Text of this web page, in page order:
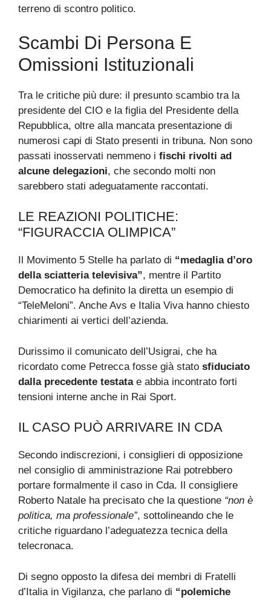
terreno di scontro politico.
Scambi Di Persona E
Omissioni Istituzionali
Tra le critiche più dure: il presunto scambio tra la
presidente del CIO e la figlia del Presidente della
Repubblica, oltre alla mancata presentazione di
numerosi capi di Stato presenti in tribuna. Non sono
passati inosservati nemmeno i fischi rivolti ad
alcune delegazioni, che secondo molti non
sarebbero stati adeguatamente raccontati.
LE REAZIONI POLITICHE:
“FIGURACCIA OLIMPICA”
Il Movimento 5 Stelle ha parlato di “medaglia d’oro
della sciatteria televisiva”, mentre il Partito
Democratico ha definito la diretta un esempio di
“TeleMeloni”. Anche Avs e Italia Viva hanno chiesto
chiarimenti ai vertici dell’azienda.
Durissimo il comunicato dell’Usigrai, che ha
ricordato come Petrecca fosse già stato sfiduciato
dalla precedente testatae abbia incontrato forti
tensioni interne anche in Rai Sport.
IL CASO PUÒ ARRIVARE IN CDA
Secondo indiscrezioni, i consiglieri di opposizione
nel consiglio di amministrazione Rai potrebbero
portare formalmente il caso in Cda. Il consigliere
Roberto Natale ha precisato che la questione “non è
politica, ma professionale”, sottolineando che le
critiche riguardano l’adeguatezza tecnica della
telecronaca.
Di segno opposto la difesa dei membri di Fratelli
d’Italia in Vigilanza, che parlano di “polemiche